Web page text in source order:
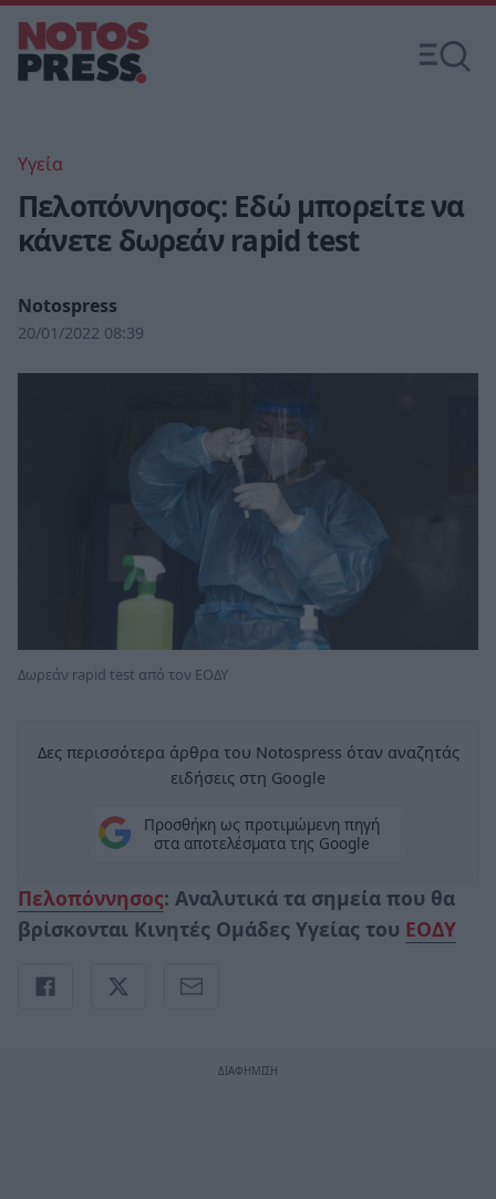
Υγεία
Πελοπόννησος: Εδώ μπορείτε να
κάνετε δωρεάν rapid test
Notospress
20/01/2022 08:39
Δωρεάν rapid test από τον ΕΟΔΥ
Δες περισσότερα άρθρα του Notospress όταν αναζητάς
ειδήσεις στη Google
Προσθήκη ως προτιμώμενη πηγή
στα αποτελέσματα της Google
Πελοπόννησος: Αναλυτικά τα σημεία που θα
βρίσκονται Κινητές Ομάδες Υγείας του ΕΟΔΥ